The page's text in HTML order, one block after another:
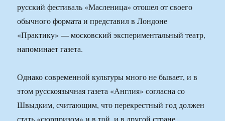
русский фестиваль «Масленица» отошел от своего
обычного формата и представил в Лондоне
«Практику» — московский экспериментальный театр,
напоминает газета.
Однако современной культуры много не бывает, и в
этом русскоязычная газета «Англия» согласна со
Швыдким, считающим, что перекрестный год должен